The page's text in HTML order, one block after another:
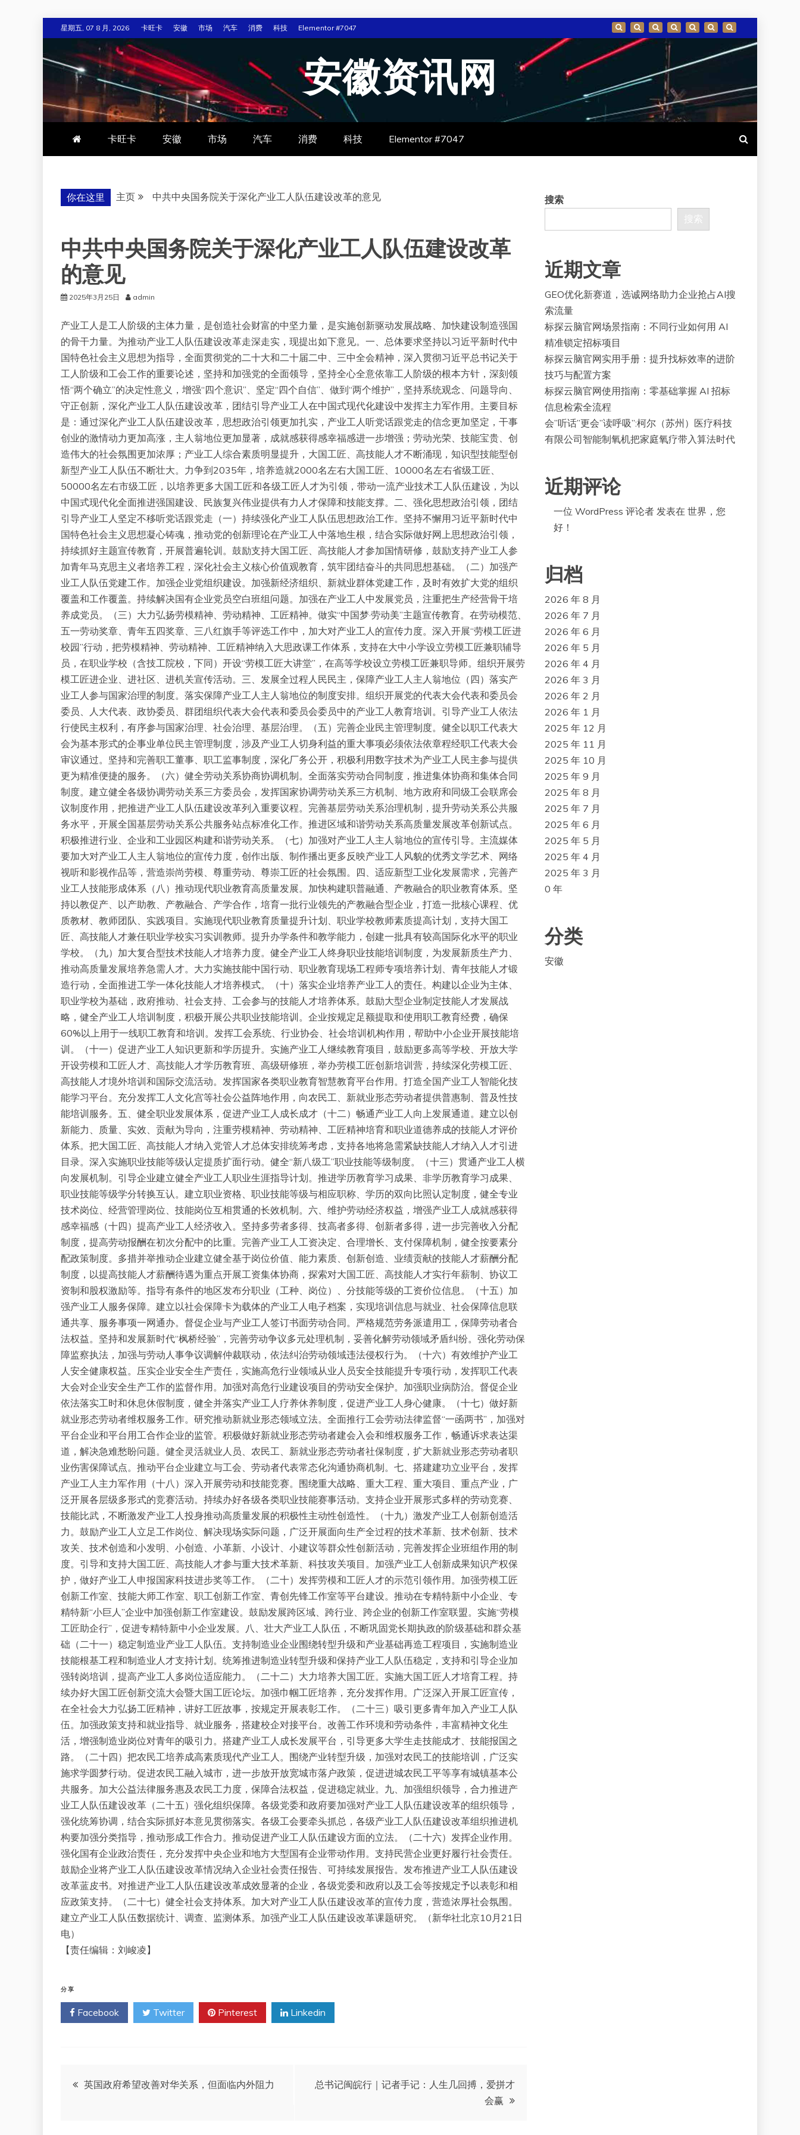
至
内
星期五, 07 8 月, 2026 卡旺卡 安徽 市场 汽车 消费 科技 Elementor #7047
安徽资讯网
卡旺卡 安徽 市场 汽车 消费 科技 Elementor #7047
你在这里 主页 中共中央国务院关于深化产业工人队伍建设改革的意见
中共中央国务院关于深化产业工人队伍建设改革
的意见
2025年3月25日 admin
产业工人是工人阶级的主体力量，是创造社会财富的中坚力量，是实施创新驱动发展战略、加快建设制造强国
的骨干力量。为推动产业工人队伍建设改革走深走实，现提出如下意见。一、总体要求坚持以习近平新时代中
国特色社会主义思想为指导，全面贯彻党的二十大和二十届二中、三中全会精神，深入贯彻习近平总书记关于
工人阶级和工会工作的重要论述，坚持和加强党的全面领导，坚持全心全意依靠工人阶级的根本方针，深刻领
悟“两个确立”的决定性意义，增强“四个意识”、坚定“四个自信”、做到“两个维护”，坚持系统观念、问题导向、
守正创新，深化产业工人队伍建设改革，团结引导产业工人在中国式现代化建设中发挥主力军作用。主要目标
是：通过深化产业工人队伍建设改革，思想政治引领更加扎实，产业工人听党话跟党走的信念更加坚定，干事
创业的激情动力更加高涨，主人翁地位更加显著，成就感获得感幸福感进一步增强；劳动光荣、技能宝贵、创
造伟大的社会氛围更加浓厚；产业工人综合素质明显提升，大国工匠、高技能人才不断涌现，知识型技能型创
新型产业工人队伍不断壮大。力争到2035年，培养造就2000名左右大国工匠、10000名左右省级工匠、
50000名左右市级工匠，以培养更多大国工匠和各级工匠人才为引领，带动一流产业技术工人队伍建设，为以
中国式现代化全面推进强国建设、民族复兴伟业提供有力人才保障和技能支撑。二、强化思想政治引领，团结
引导产业工人坚定不移听党话跟党走（一）持续强化产业工人队伍思想政治工作。坚持不懈用习近平新时代中
国特色社会主义思想凝心铸魂，推动党的创新理论在产业工人中落地生根，结合实际做好网上思想政治引领，
持续抓好主题宣传教育，开展普遍轮训。鼓励支持大国工匠、高技能人才参加国情研修，鼓励支持产业工人参
加青年马克思主义者培养工程，深化社会主义核心价值观教育，筑牢团结奋斗的共同思想基础。（二）加强产
业工人队伍党建工作。加强企业党组织建设。加强新经济组织、新就业群体党建工作，及时有效扩大党的组织
覆盖和工作覆盖。持续解决国有企业党员空白班组问题。加强在产业工人中发展党员，注重把生产经营骨干培
养成党员。（三）大力弘扬劳模精神、劳动精神、工匠精神。做实“中国梦·劳动美”主题宣传教育。在劳动模范、
五一劳动奖章、青年五四奖章、三八红旗手等评选工作中，加大对产业工人的宣传力度。深入开展“劳模工匠进
校园”行动，把劳模精神、劳动精神、工匠精神纳入大思政课工作体系，支持在大中小学设立劳模工匠兼职辅导
员，在职业学校（含技工院校，下同）开设“劳模工匠大讲堂”，在高等学校设立劳模工匠兼职导师。组织开展劳
模工匠进企业、进社区、进机关宣传活动。三、发展全过程人民民主，保障产业工人主人翁地位（四）落实产
业工人参与国家治理的制度。落实保障产业工人主人翁地位的制度安排。组织开展党的代表大会代表和委员会
委员、人大代表、政协委员、群团组织代表大会代表和委员会委员中的产业工人教育培训。引导产业工人依法
行使民主权利，有序参与国家治理、社会治理、基层治理。（五）完善企业民主管理制度。健全以职工代表大
会为基本形式的企事业单位民主管理制度，涉及产业工人切身利益的重大事项必须依法依章程经职工代表大会
审议通过。坚持和完善职工董事、职工监事制度，深化厂务公开，积极利用数字技术为产业工人民主参与提供
更为精准便捷的服务。（六）健全劳动关系协商协调机制。全面落实劳动合同制度，推进集体协商和集体合同
制度。建立健全各级协调劳动关系三方委员会，发挥国家协调劳动关系三方机制、地方政府和同级工会联席会
议制度作用，把推进产业工人队伍建设改革列入重要议程。完善基层劳动关系治理机制，提升劳动关系公共服
务水平，开展全国基层劳动关系公共服务站点标准化工作。推进区域和谐劳动关系高质量发展改革创新试点。
积极推进行业、企业和工业园区构建和谐劳动关系。（七）加强对产业工人主人翁地位的宣传引导。主流媒体
要加大对产业工人主人翁地位的宣传力度，创作出版、制作播出更多反映产业工人风貌的优秀文学艺术、网络
视听和影视作品等，营造崇尚劳模、尊重劳动、尊崇工匠的社会氛围。四、适应新型工业化发展需求，完善产
业工人技能形成体系（八）推动现代职业教育高质量发展。加快构建职普融通、产教融合的职业教育体系。坚
持以教促产、以产助教、产教融合、产学合作，培育一批行业领先的产教融合型企业，打造一批核心课程、优
质教材、教师团队、实践项目。实施现代职业教育质量提升计划、职业学校教师素质提高计划，支持大国工
匠、高技能人才兼任职业学校实习实训教师。提升办学条件和教学能力，创建一批具有较高国际化水平的职业
学校。（九）加大复合型技术技能人才培养力度。健全产业工人终身职业技能培训制度，为发展新质生产力、
推动高质量发展培养急需人才。大力实施技能中国行动、职业教育现场工程师专项培养计划、青年技能人才锻
造行动，全面推进工学一体化技能人才培养模式。（十）落实企业培养产业工人的责任。构建以企业为主体、
职业学校为基础，政府推动、社会支持、工会参与的技能人才培养体系。鼓励大型企业制定技能人才发展战
略，健全产业工人培训制度，积极开展公共职业技能培训。企业按规定足额提取和使用职工教育经费，确保
60%以上用于一线职工教育和培训。发挥工会系统、行业协会、社会培训机构作用，帮助中小企业开展技能培
训。（十一）促进产业工人知识更新和学历提升。实施产业工人继续教育项目，鼓励更多高等学校、开放大学
开设劳模和工匠人才、高技能人才学历教育班、高级研修班，举办劳模工匠创新培训营，持续深化劳模工匠、
高技能人才境外培训和国际交流活动。发挥国家各类职业教育智慧教育平台作用。打造全国产业工人智能化技
能学习平台。充分发挥工人文化宫等社会公益阵地作用，向农民工、新就业形态劳动者提供普惠制、普及性技
能培训服务。五、健全职业发展体系，促进产业工人成长成才（十二）畅通产业工人向上发展通道。建立以创
新能力、质量、实效、贡献为导向，注重劳模精神、劳动精神、工匠精神培育和职业道德养成的技能人才评价
体系。把大国工匠、高技能人才纳入党管人才总体安排统筹考虑，支持各地将急需紧缺技能人才纳入人才引进
目录。深入实施职业技能等级认定提质扩面行动。健全“新八级工”职业技能等级制度。（十三）贯通产业工人横
向发展机制。引导企业建立健全产业工人职业生涯指导计划。推进学历教育学习成果、非学历教育学习成果、
职业技能等级学分转换互认。建立职业资格、职业技能等级与相应职称、学历的双向比照认定制度，健全专业
技术岗位、经营管理岗位、技能岗位互相贯通的长效机制。六、维护劳动经济权益，增强产业工人成就感获得
感幸福感（十四）提高产业工人经济收入。坚持多劳者多得、技高者多得、创新者多得，进一步完善收入分配
制度，提高劳动报酬在初次分配中的比重。完善产业工人工资决定、合理增长、支付保障机制，健全按要素分
配政策制度。多措并举推动企业建立健全基于岗位价值、能力素质、创新创造、业绩贡献的技能人才薪酬分配
制度，以提高技能人才薪酬待遇为重点开展工资集体协商，探索对大国工匠、高技能人才实行年薪制、协议工
资制和股权激励等。指导有条件的地区发布分职业（工种、岗位）、分技能等级的工资价位信息。（十五）加
强产业工人服务保障。建立以社会保障卡为载体的产业工人电子档案，实现培训信息与就业、社会保障信息联
通共享、服务事项一网通办。督促企业与产业工人签订书面劳动合同。严格规范劳务派遣用工，保障劳动者合
法权益。坚持和发展新时代“枫桥经验”，完善劳动争议多元处理机制，妥善化解劳动领域矛盾纠纷。强化劳动保
障监察执法，加强与劳动人事争议调解仲裁联动，依法纠治劳动领域违法侵权行为。（十六）有效维护产业工
人安全健康权益。压实企业安全生产责任，实施高危行业领域从业人员安全技能提升专项行动，发挥职工代表
大会对企业安全生产工作的监督作用。加强对高危行业建设项目的劳动安全保护。加强职业病防治。督促企业
依法落实工时和休息休假制度，健全并落实产业工人疗养休养制度，促进产业工人身心健康。（十七）做好新
就业形态劳动者维权服务工作。研究推动新就业形态领域立法。全面推行工会劳动法律监督“一函两书”，加强对
平台企业和平台用工合作企业的监管。积极做好新就业形态劳动者建会入会和维权服务工作，畅通诉求表达渠
道，解决急难愁盼问题。健全灵活就业人员、农民工、新就业形态劳动者社保制度，扩大新就业形态劳动者职
业伤害保障试点。推动平台企业建立与工会、劳动者代表常态化沟通协商机制。七、搭建建功立业平台，发挥
产业工人主力军作用（十八）深入开展劳动和技能竞赛。围绕重大战略、重大工程、重大项目、重点产业，广
泛开展各层级多形式的竞赛活动。持续办好各级各类职业技能赛事活动。支持企业开展形式多样的劳动竞赛、
技能比武，不断激发产业工人投身推动高质量发展的积极性主动性创造性。（十九）激发产业工人创新创造活
力。鼓励产业工人立足工作岗位、解决现场实际问题，广泛开展面向生产全过程的技术革新、技术创新、技术
攻关、技术创造和小发明、小创造、小革新、小设计、小建议等群众性创新活动，完善发挥企业班组作用的制
度。引导和支持大国工匠、高技能人才参与重大技术革新、科技攻关项目。加强产业工人创新成果知识产权保
护，做好产业工人申报国家科技进步奖等工作。（二十）发挥劳模和工匠人才的示范引领作用。加强劳模工匠
创新工作室、技能大师工作室、职工创新工作室、青创先锋工作室等平台建设。推动在专精特新中小企业、专
精特新“小巨人”企业中加强创新工作室建设。鼓励发展跨区域、跨行业、跨企业的创新工作室联盟。实施“劳模
工匠助企行”，促进专精特新中小企业发展。八、壮大产业工人队伍，不断巩固党长期执政的阶级基础和群众基
础（二十一）稳定制造业产业工人队伍。支持制造业企业围绕转型升级和产业基础再造工程项目，实施制造业
技能根基工程和制造业人才支持计划。统筹推进制造业转型升级和保持产业工人队伍稳定，支持和引导企业加
强转岗培训，提高产业工人多岗位适应能力。（二十二）大力培养大国工匠。实施大国工匠人才培育工程。持
续办好大国工匠创新交流大会暨大国工匠论坛。加强巾帼工匠培养，充分发挥作用。广泛深入开展工匠宣传，
在全社会大力弘扬工匠精神，讲好工匠故事，按规定开展表彰工作。（二十三）吸引更多青年加入产业工人队
伍。加强政策支持和就业指导、就业服务，搭建校企对接平台。改善工作环境和劳动条件，丰富精神文化生
活，增强制造业岗位对青年的吸引力。搭建产业工人成长发展平台，引导更多大学生走技能成才、技能报国之
路。（二十四）把农民工培养成高素质现代产业工人。围绕产业转型升级，加强对农民工的技能培训，广泛实
施求学圆梦行动。促进农民工融入城市，进一步放开放宽城市落户政策，促进进城农民工平等享有城镇基本公
共服务。加大公益法律服务惠及农民工力度，保障合法权益，促进稳定就业。九、加强组织领导，合力推进产
业工人队伍建设改革（二十五）强化组织保障。各级党委和政府要加强对产业工人队伍建设改革的组织领导，
强化统筹协调，结合实际抓好本意见贯彻落实。各级工会要牵头抓总，各级产业工人队伍建设改革组织推进机
构要加强分类指导，推动形成工作合力。推动促进产业工人队伍建设方面的立法。（二十六）发挥企业作用。
强化国有企业政治责任，充分发挥中央企业和地方大型国有企业带动作用。支持民营企业更好履行社会责任。
鼓励企业将产业工人队伍建设改革情况纳入企业社会责任报告、可持续发展报告。发布推进产业工人队伍建设
改革蓝皮书。对推进产业工人队伍建设改革成效显著的企业，各级党委和政府以及工会等按规定予以表彰和相
应政策支持。（二十七）健全社会支持体系。加大对产业工人队伍建设改革的宣传力度，营造浓厚社会氛围。
建立产业工人队伍数据统计、调查、监测体系。加强产业工人队伍建设改革课题研究。（新华社北京10月21日
电）
【责任编辑：刘峻凌】
分享
Facebook Twitter Pinterest Linkedin
文 英国政府希望改善对华关系，但面临内外阻力
总书记闽皖行｜记者手记：人生几回搏，爱拼才
会赢
搜索
搜索
近期文章
GEO优化新赛道，选诚网络助力企业抢占AI搜
索流量
标探云脑官网场景指南：不同行业如何用 AI
精准锁定招标项目
标探云脑官网实用手册：提升找标效率的进阶
技巧与配置方案
标探云脑官网使用指南：零基础掌握 AI 招标
信息检索全流程
会”听话”更会”读呼吸”:柯尔（苏州）医疗科技
有限公司智能制氧机把家庭氧疗带入算法时代
近期评论
一位 WordPress 评论者 发表在 世界，您
好！
归档
2026 年 8 月
2026 年 7 月
2026 年 6 月
2026 年 5 月
2026 年 4 月
2026 年 3 月
2026 年 2 月
2026 年 1 月
2025 年 12 月
2025 年 11 月
2025 年 10 月
2025 年 9 月
2025 年 8 月
2025 年 7 月
2025 年 6 月
2025 年 5 月
2025 年 4 月
2025 年 3 月
0 年
分类
安徽